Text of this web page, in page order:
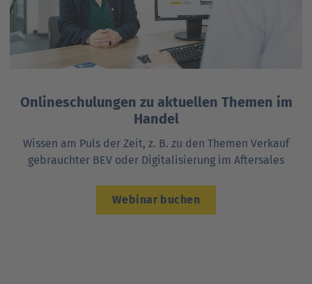
Onlineschulungen zu aktuellen Themen im
Handel
Wissen am Puls der Zeit, z. B. zu den Themen Verkauf
gebrauchter BEV oder Digitalisierung im Aftersales
Webinar buchen